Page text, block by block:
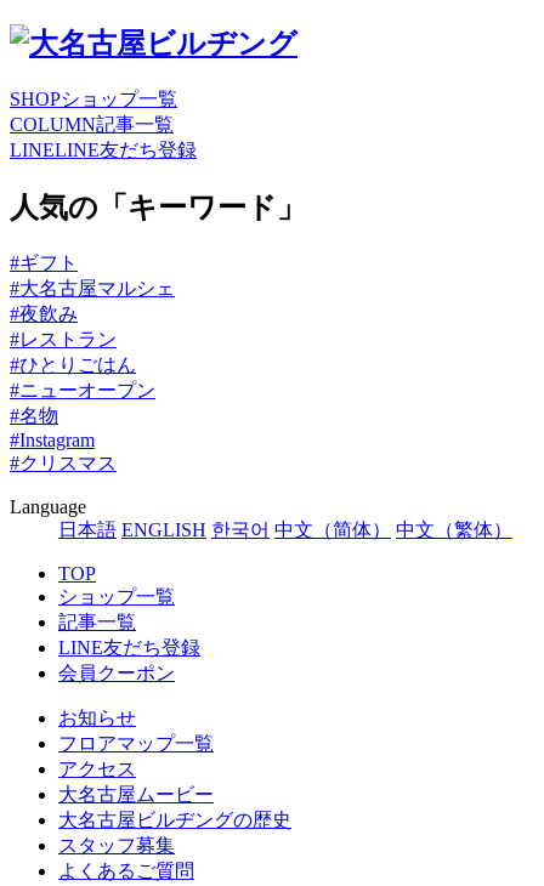
SHOPショップ一覧
COLUMN記事一覧
LINELINE友だち登録
人気の「キーワード」
#ギフト
#大名古屋マルシェ
#夜飲み
#レストラン
#ひとりごはん
#ニューオープン
#名物
#Instagram
#クリスマス
Language
日本語 ENGLISH 한국어 中文（简体） 中文（繁体）
TOP
ショップ一覧
記事一覧
LINE友だち登録
会員クーポン
お知らせ
フロアマップ一覧
アクセス
大名古屋ムービー
大名古屋ビルヂングの歴史
スタッフ募集
よくあるご質問